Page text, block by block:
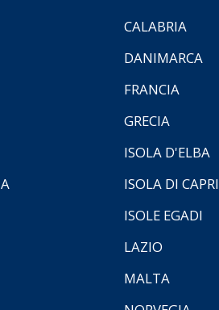
CALABRIA
DANIMARCA
FRANCIA
GRECIA
ISOLA D'ELBA
ISOLA DI CAPRI
ISOLE EGADI
LAZIO
MALTA